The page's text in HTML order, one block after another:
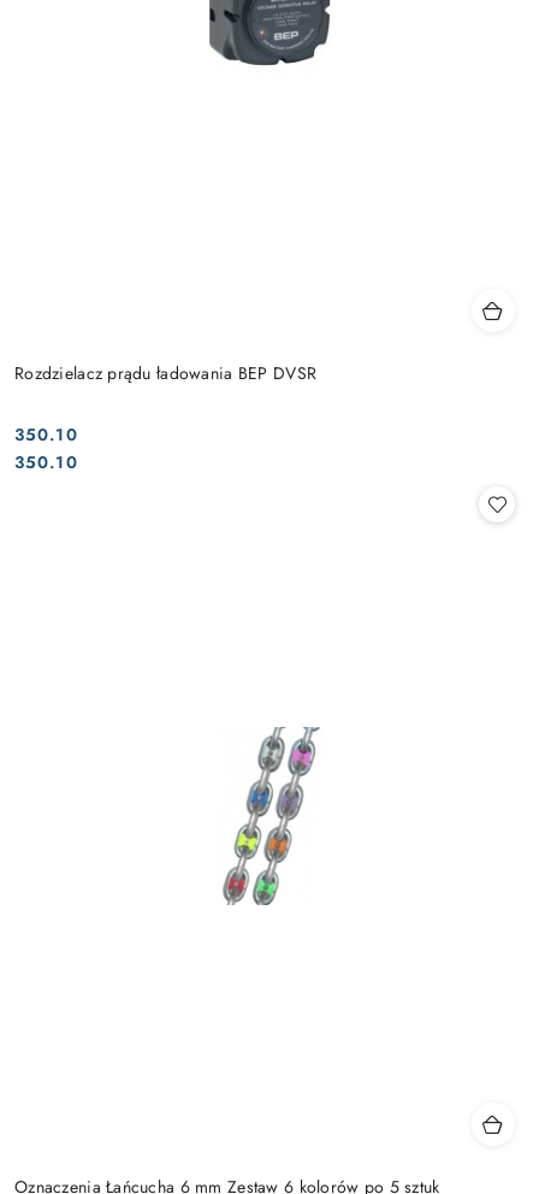
Rozdzielacz prądu ładowania BEP DVSR
Cena:
350.10
Cena:
350.10
Oznaczenia Łańcucha 6 mm Zestaw 6 kolorów po 5 sztuk